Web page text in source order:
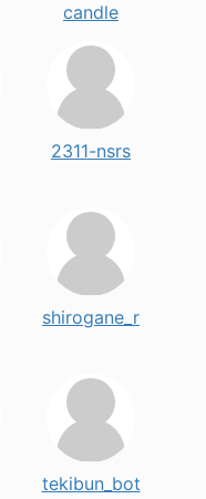
candle
2311-nsrs
shirogane_r
tekibun_bot